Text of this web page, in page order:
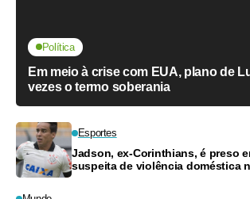
Política
Em meio à crise com EUA, plano de
vezes o termo soberania
Esportes
Jadson, ex-Corinthians, é preso
suspeita de violência doméstica